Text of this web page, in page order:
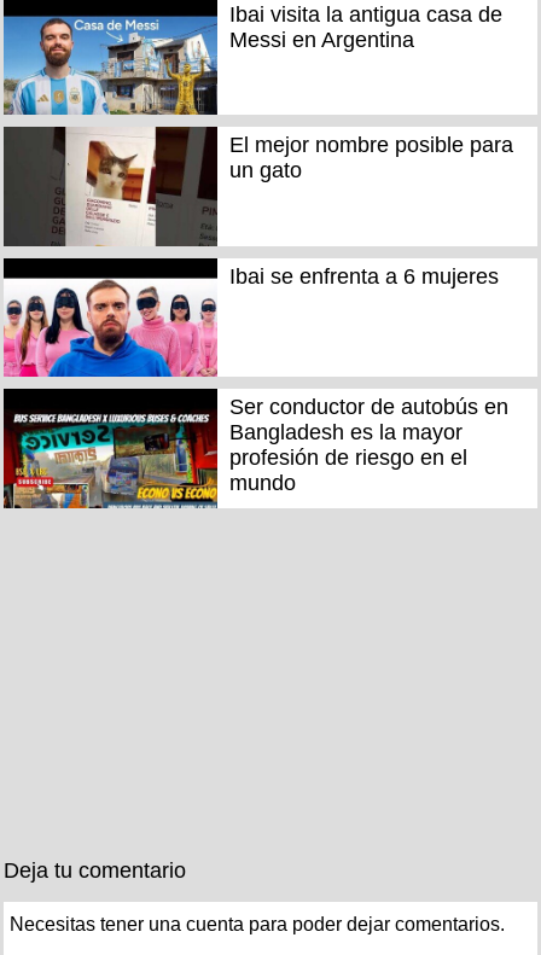
Ibai visita la antigua casa de
Messi en Argentina
El mejor nombre posible para
un gato
Ibai se enfrenta a 6 mujeres
Ser conductor de autobús en
Bangladesh es la mayor
profesión de riesgo en el
mundo
Deja tu comentario
Necesitas tener una cuenta para poder dejar comentarios.